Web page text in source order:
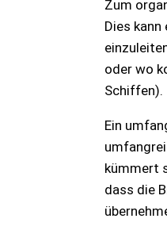
Zum
Dies
oder wo
Schiffen).
Ein
kümmert
dass die